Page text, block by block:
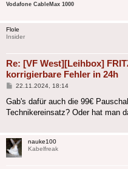
Vodafone CableMax 1000
Flole
Insider
Re: [VF West][Leihbox]
korrigierbare Fehler in 24h
Beitrag
22.11.2024, 18:14
Gab's dafür auch die 99€
Technikereinsatz? Oder hat man
nauke100
Kabelfreak